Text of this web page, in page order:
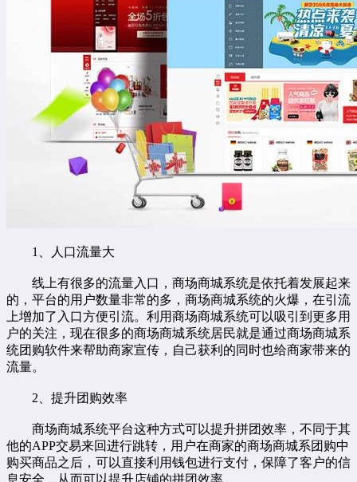
1、人口流量大
线上有很多的流量入口，商场商城系统是依托着发展起来
的，平台的用户数量非常的多，商场商城系统的火爆，在引流
上增加了入口方便引流。利用商场商城系统可以吸引到更多用
户的关注，现在很多的商场商城系统居民就是通过商场商城系
统团购软件来帮助商家宣传，自己获利的同时也给商家带来的
流量。
2、提升团购效率
商场商城系统平台这种方式可以提升拼团效率，不同于其
他的APP交易来回进行跳转，用户在商家的商场商城系团购中
购买商品之后，可以直接利用钱包进行支付，保障了客户的信
息安全，从而可以提升店铺的拼团效率。